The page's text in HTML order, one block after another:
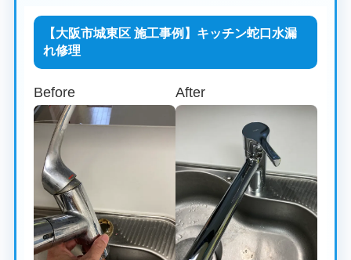
【大阪市城東区 施工事例】キッチン蛇口水漏
れ修理
Before After